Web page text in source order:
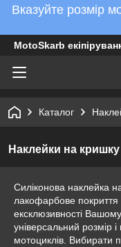
Вказуйте розмір
MotoSkarb
Каталог
Наклейки на кришку
Силіконова наклейка
лакофарбове покриття
ексклюзивності
універсальний розмір
мотоциклів. Вибирати